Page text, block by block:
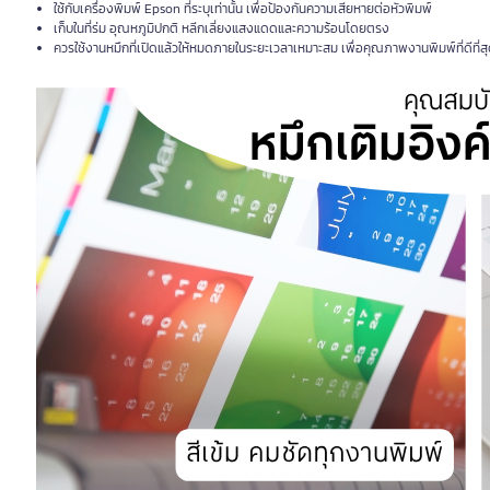
ใช้กับเครื่องพิมพ์ Epson ที่ระบุเท่านั้น เพื่อป้องกันความเสียหายต่อหัวพิมพ์
เก็บในที่ร่ม อุณหภูมิปกติ หลีกเลี่ยงแสงแดดและความร้อนโดยตรง
ควรใช้งานหมึกที่เปิดแล้วให้หมดภายในระยะเวลาเหมาะสม เพื่อคุณภาพงานพิมพ์ที่ดีที่